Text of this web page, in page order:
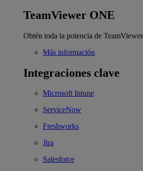
TeamViewer ONE
Obtén toda la potencia de
Más información
Integraciones clave
Microsoft Intune
ServiceNow
Freshworks
Jira
Salesforce